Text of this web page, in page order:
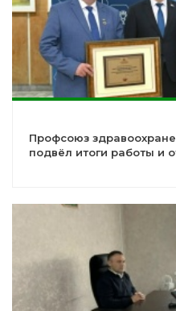
Профсоюз
подвёл итоги работы и